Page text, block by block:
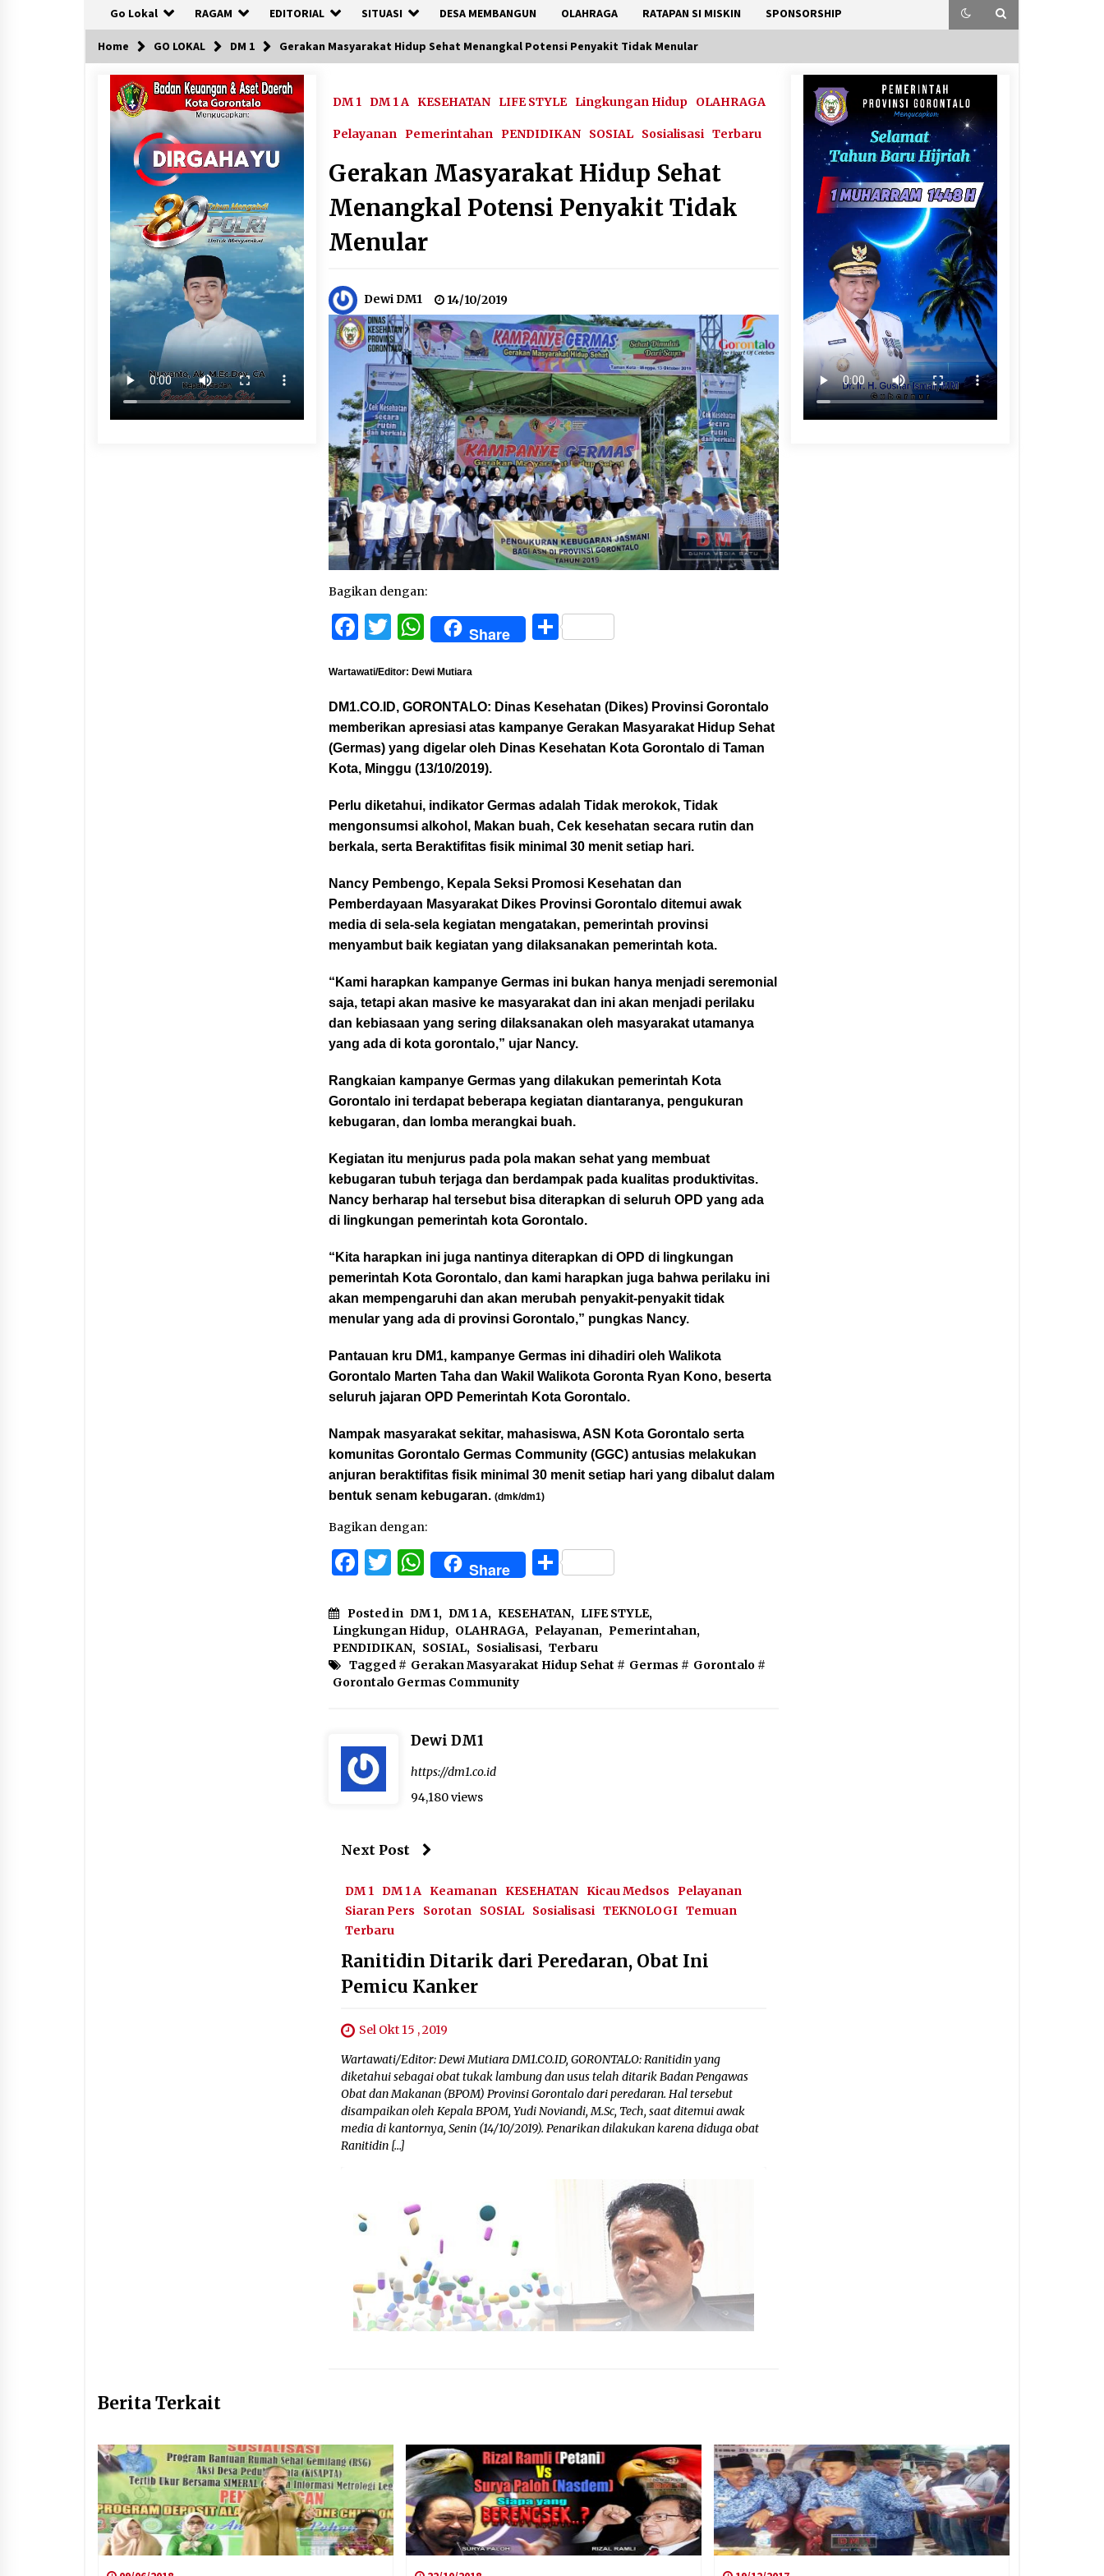
Go Lokal RAGAM EDITORIAL SITUASI DESA MEMBANGUN OLAHRAGA RATAPAN SI MISKIN SPONSORSHIP
Home GO LOKAL DM 1 Gerakan Masyarakat Hidup Sehat Menangkal Potensi Penyakit Tidak Menular
DM 1 DM 1 A KESEHATAN LIFE STYLE Lingkungan Hidup OLAHRAGA
Pelayanan Pemerintahan PENDIDIKAN SOSIAL Sosialisasi Terbaru
Gerakan Masyarakat Hidup Sehat
Menangkal Potensi Penyakit Tidak
Menular
Dewi DM1 14/10/2019
Bagikan dengan:
Facebook
Twitter
WhatsApp
Share Share
Wartawati/Editor: Dewi Mutiara
DM1.CO.ID, GORONTALO: Dinas Kesehatan (Dikes) Provinsi Gorontalo
memberikan apresiasi atas kampanye Gerakan Masyarakat Hidup Sehat
(Germas) yang digelar oleh Dinas Kesehatan Kota Gorontalo di Taman
Kota, Minggu (13/10/2019).
Perlu diketahui, indikator Germas adalah Tidak merokok, Tidak
mengonsumsi alkohol, Makan buah, Cek kesehatan secara rutin dan
berkala, serta Beraktifitas fisik minimal 30 menit setiap hari.
Nancy Pembengo, Kepala Seksi Promosi Kesehatan dan
Pemberdayaan Masyarakat Dikes Provinsi Gorontalo ditemui awak
media di sela-sela kegiatan mengatakan, pemerintah provinsi
menyambut baik kegiatan yang dilaksanakan pemerintah kota.
“Kami harapkan kampanye Germas ini bukan hanya menjadi seremonial
saja, tetapi akan masive ke masyarakat dan ini akan menjadi perilaku
dan kebiasaan yang sering dilaksanakan oleh masyarakat utamanya
yang ada di kota gorontalo,” ujar Nancy.
Rangkaian kampanye Germas yang dilakukan pemerintah Kota
Gorontalo ini terdapat beberapa kegiatan diantaranya, pengukuran
kebugaran, dan lomba merangkai buah.
Kegiatan itu menjurus pada pola makan sehat yang membuat
kebugaran tubuh terjaga dan berdampak pada kualitas produktivitas.
Nancy berharap hal tersebut bisa diterapkan di seluruh OPD yang ada
di lingkungan pemerintah kota Gorontalo.
“Kita harapkan ini juga nantinya diterapkan di OPD di lingkungan
pemerintah Kota Gorontalo, dan kami harapkan juga bahwa perilaku ini
akan mempengaruhi dan akan merubah penyakit-penyakit tidak
menular yang ada di provinsi Gorontalo,” pungkas Nancy.
Pantauan kru DM1, kampanye Germas ini dihadiri oleh Walikota
Gorontalo Marten Taha dan Wakil Walikota Goronta Ryan Kono, beserta
seluruh jajaran OPD Pemerintah Kota Gorontalo.
Nampak masyarakat sekitar, mahasiswa, ASN Kota Gorontalo serta
komunitas Gorontalo Germas Community (GGC) antusias melakukan
anjuran beraktifitas fisik minimal 30 menit setiap hari yang dibalut dalam
bentuk senam kebugaran.(dmk/dm1)
Bagikan dengan:
Facebook
Twitter
WhatsApp
Share Share
Posted in DM 1, DM 1 A, KESEHATAN, LIFE STYLE,
Lingkungan Hidup, OLAHRAGA, Pelayanan, Pemerintahan,
PENDIDIKAN, SOSIAL, Sosialisasi, Terbaru
Tagged # Gerakan Masyarakat Hidup Sehat # Germas # Gorontalo #
Gorontalo Germas Community
Dewi DM1
https://dm1.co.id
94,180 views
Next Post
DM 1 DM 1 A Keamanan KESEHATAN Kicau Medsos
Pelayanan
Siaran Pers
Sorotan SOSIAL Sosialisasi TEKNOLOGI Temuan
Terbaru
Ranitidin Ditarik dari Peredaran, Obat Ini
Pemicu Kanker
Sel Okt 15 , 2019
Wartawati/Editor: Dewi Mutiara DM1.CO.ID, GORONTALO: Ranitidin yang
diketahui sebagai obat tukak lambung dan usus telah ditarik Badan Pengawas
Obat dan Makanan (BPOM) Provinsi Gorontalo dari peredaran. Hal tersebut
disampaikan oleh Kepala BPOM, Yudi Noviandi, M.Sc, Tech, saat ditemui awak
media di kantornya, Senin (14/10/2019). Penarikan dilakukan karena diduga obat
Ranitidin […]
Berita Terkait